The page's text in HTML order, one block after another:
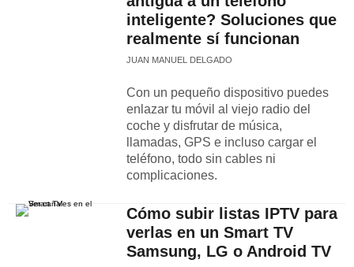
inteligente? Soluciones que
realmente sí funcionan
JUAN MANUEL DELGADO
Con un pequeño dispositivo puedes
enlazar tu móvil al viejo radio del
coche y disfrutar de música,
llamadas, GPS e incluso cargar el
teléfono, todo sin cables ni
complicaciones.
Cómo subir listas IPTV para
verlas en un Smart TV
Samsung, LG o Android TV